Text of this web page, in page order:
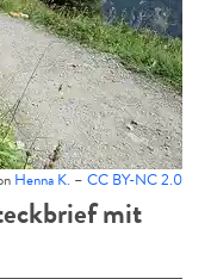
Henna K. – CC BY-NC 2.0
mit